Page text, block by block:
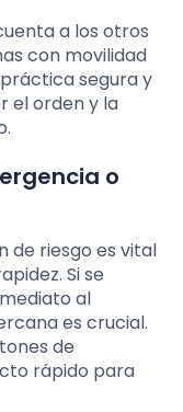
a los otros
con movilidad
segura y
el orden y la
o
de riesgo es vital
Si se
al
es crucial.
de
rápido para